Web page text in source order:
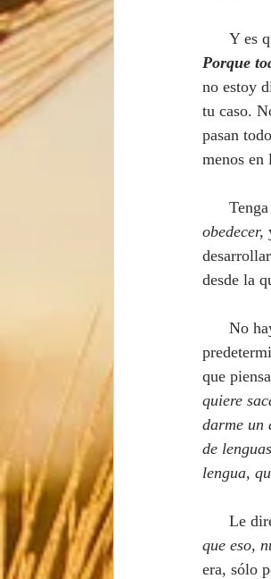
Porque
no estoy
tu caso.
pasan
menos en
obedecer,
desde la
que
quiere
darme un
de
lengua,
Le
que eso,
era, sólo